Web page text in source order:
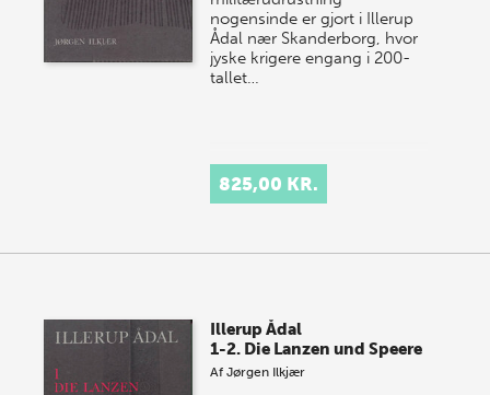
nogensinde er gjort i Illerup
Ådal nær Skanderborg, hvor
jyske krigere engang i 200-
tallet…
825,00 KR.
Illerup Ådal
1-2. Die Lanzen und Speere
AfJørgen Ilkjær